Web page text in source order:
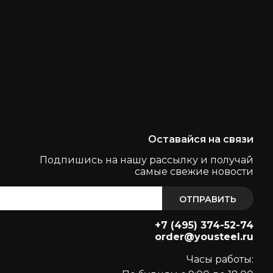
Оставайся на связи
Подпишись на нашу рассылку и получай
самые свежие новости
ОТПРАВИТЬ
+7 (495) 374-52-74
order@yousteel.ru
Часы работы: